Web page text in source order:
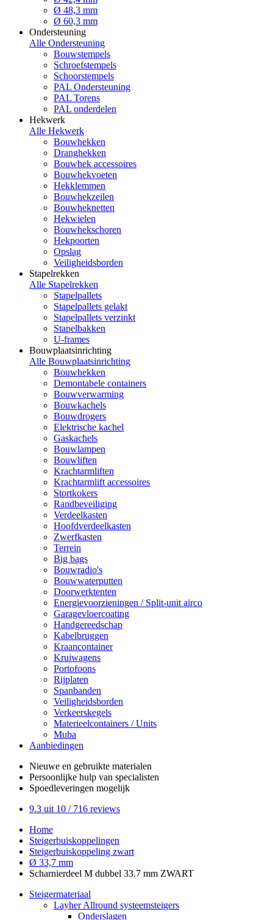
Ø 48,3 mm
Ø 60,3 mm
Ondersteuning
Alle Ondersteuning
Bouwstempels
Schroefstempels
Schoorstempels
PAL Ondersteuning
PAL Torens
PAL onderdelen
Hekwerk
Alle Hekwerk
Bouwhekken
Dranghekken
Bouwhek accessoires
Bouwhekvoeten
Hekklemmen
Bouwhekzeilen
Bouwheknetten
Hekwielen
Bouwhekschoren
Hekpoorten
Opslag
Veiligheidsborden
Stapelrekken
Alle Stapelrekken
Stapelpallets
Stapelpallets gelakt
Stapelpallets verzinkt
Stapelbakken
U-frames
Bouwplaatsinrichting
Alle Bouwplaatsinrichting
Bouwhekken
Demontabele containers
Bouwverwarming
Bouwkachels
Bouwdrogers
Elektrische kachel
Gaskachels
Bouwlampen
Bouwliften
Krachtarmliften
Krachtarmlift accessoires
Stortkokers
Randbeveiliging
Verdeelkasten
Hoofdverdeelkasten
Zwerfkasten
Terrein
Big bags
Bouwradio's
Bouwwaterputten
Doorwerktenten
Energievoorzieningen / Split-unit airco
Garagevloercoating
Handgereedschap
Kabelbruggen
Kraancontainer
Kruiwagens
Portofoons
Rijplaten
Spanbanden
Veiligheidsborden
Verkeerskegels
Materieelcontainers / Units
Muba
Aanbiedingen
Nieuwe en gebruikte materialen
Persoonlijke hulp van specialisten
Spoedleveringen mogelijk
9.3 uit 10 / 716 reviews
Home
Steigerbuiskoppelingen
Steigerbuiskoppeling zwart
Ø 33,7 mm
Scharnierdeel M dubbel 33.7 mm ZWART
Steigermateriaal
Layher Allround systeemsteigers
Onderslagen